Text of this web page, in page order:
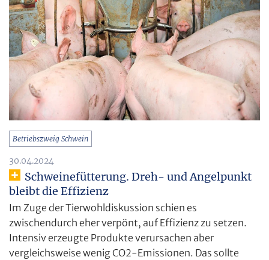
Betriebszweig Schwein
30.04.2024
Schweinefütterung. Dreh- und Angelpunkt
bleibt die Effizienz
Im Zuge der Tierwohldiskussion schien es
zwischendurch eher verpönt, auf Effizienz zu setzen.
Intensiv erzeugte Produkte verursachen aber
vergleichsweise wenig CO2-Emissionen. Das sollte